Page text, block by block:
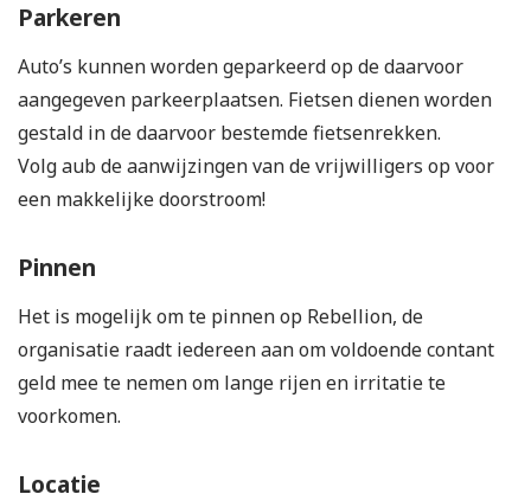
Parkeren
Auto’s kunnen worden geparkeerd op de daarvoor
aangegeven parkeerplaatsen. Fietsen dienen worden
gestald in de daarvoor bestemde fietsenrekken.
Volg aub de aanwijzingen van de vrijwilligers op voor
een makkelijke doorstroom!
Pinnen
Het is mogelijk om te pinnen op Rebellion, de
organisatie raadt iedereen aan om voldoende contant
geld mee te nemen om lange rijen en irritatie te
voorkomen.
Locatie